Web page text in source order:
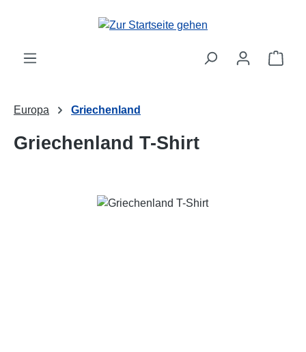
Zum Hauptinhalt springen
Europa Griechenland
Griechenland T-Shirt
Bildergalerie überspringen